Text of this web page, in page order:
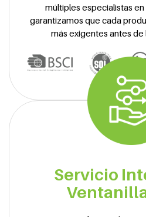
múltiples especialistas
garantizamos que cada
más exigentes antes de
Servicio